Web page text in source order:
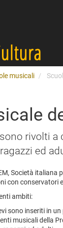
musicali
rivolti
ed
Società italiana
con conservatori
ambiti:
sono inseriti in
musicali della